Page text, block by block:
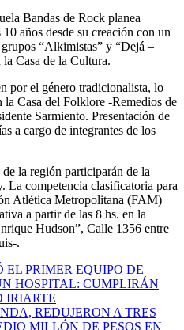
Bandas de Rock planea
años desde su creación con un
“Alkimistas” y “Dejá –
Casa de la Cultura.
por el género tradicionalista, lo
la Casa del Folklore -Remedios de
Sarmiento. Presentación de
a cargo de integrantes de los
la región participarán de la
La competencia clasificatoria para
Atlética Metropolitana (FAM)
a partir de las 8 hs. en la
Hudson”, Calle 1356 entre
.
PRIMER EQUIPO DE
HOSPITAL: CUMPLIRÁN
IRIARTE
REDUJERON A TRES
MILLÓN DE PESOS EN